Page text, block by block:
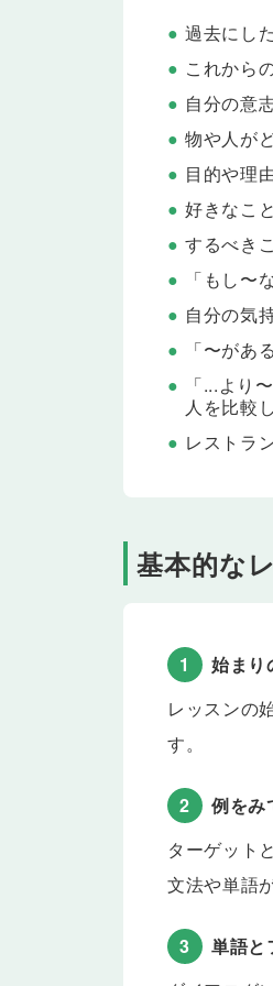
Lesson 22
目標について話
Lesson 23
Lesson 18〜22
Lesson 24
けないことにつ
Lesson 25
助動詞 must を
Lesson 26
Lesson 27
Lesson 24〜26
接続詞 when を
のように、あ
Jenny and
Lesson 28〜30
Lesson 32
とについて、よ
Lesson 33
いて相手に伝え
Lesson 34
there is/are を使
過去にし
これから
自分の意
物や人が
目的や理
好きなこ
するべき
「もし〜
自分の気
「〜があ
「...より
人を比較
レストラ
基本的な
1
始まり
レッスンの
す。
2
例をみ
ターゲット
文法や単語
3
単語と